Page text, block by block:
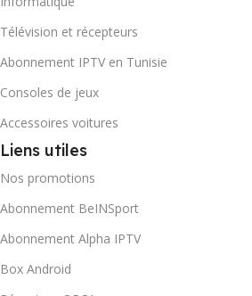
Télévision et récepteurs
Abonnement IPTV en Tunisie
Consoles de jeux
Accessoires voitures
Liens utiles
Nos promotions
Abonnement BeINSport
Abonnement Alpha IPTV
Box Android